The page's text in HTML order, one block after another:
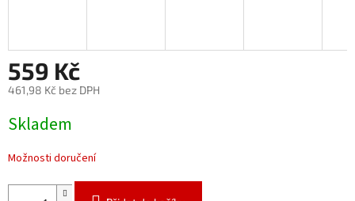
559 Kč
461,98 Kč bez DPH
cena:
Skladem
Možnosti doručení